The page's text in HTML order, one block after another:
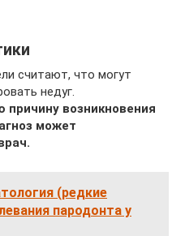
считают, что могут
недуг.
причину возникновения
может
(редкие
пародонта у